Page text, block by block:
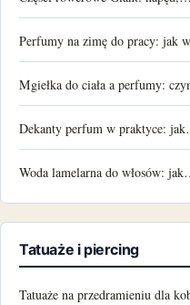
Perfumy na zimę do pracy: jak
Mgiełka do ciała a perfumy:
Dekanty perfum w praktyce:
Woda lamelarna do włosów:
Tatuaże i piercing
Tatuaże na przedramieniu dla